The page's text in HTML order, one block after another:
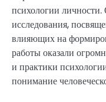
психологии
исследования,
влияющих на
работы оказали
и практики
понимание